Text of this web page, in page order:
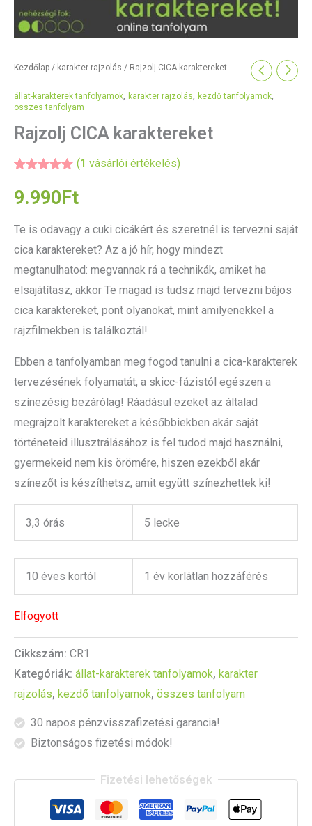
Kezdőlap / karakter rajzolás / Rajzolj CICA karaktereket
állat-karakterek tanfolyamok, karakter rajzolás, kezdő tanfolyamok,
összes tanfolyam
Rajzolj CICA karaktereket
5.00az 5-
ből,
alapján
(1 vásárlói értékelés)
9.990Ft
Te is odavagy a cuki cicákért és szeretnél is tervezni saját
cica karaktereket? Az a jó hír, hogy mindezt
megtanulhatod: megvannak rá a technikák, amiket ha
elsajátítasz, akkor Te magad is tudsz majd tervezni bájos
cica karaktereket, pont olyanokat, mint amilyenekkel a
rajzfilmekben is találkoztál!
Ebben a tanfolyamban meg fogod tanulni a cica-karakterek
tervezésének folyamatát, a skicc-fázistól egészen a
színezésig bezárólag! Ráadásul ezeket az általad
megrajzolt karaktereket a későbbiekben akár saját
történeteid illusztrálásához is fel tudod majd használni,
gyermekeid nem kis örömére, hiszen ezekből akár
színezőt is készíthetsz, amit együtt színezhettek ki!
3,3 órás 5 lecke
10 éves kortól 1 év korlátlan hozzáférés
Elfogyott
Cikkszám: CR1
Kategóriák: állat-karakterek tanfolyamok, karakter
rajzolás, kezdő tanfolyamok, összes tanfolyam
30 napos pénzvisszafizetési garancia!
Biztonságos fizetési módok!
Fizetési lehetőségek